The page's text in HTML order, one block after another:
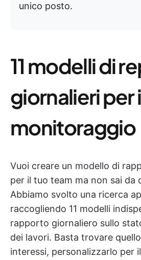
unico posto.
11 modelli di
giornalieri per
monitoraggio
Vuoi creare un modello di
per il tuo team ma non sai da
Abbiamo svolto una ricerca
raccogliendo 11 modelli
rapporto giornaliero sullo
dei lavori. Basta trovare
interessi, personalizzarlo per